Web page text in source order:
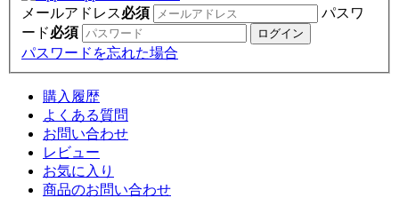
メールアドレス必須
パスワ
ード必須
パスワードを忘れた場合
購入履歴
よくある質問
お問い合わせ
レビュー
お気に入り
商品のお問い合わせ